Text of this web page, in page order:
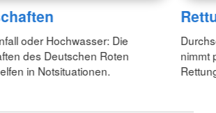
oder Hochwasser: Die
des Deutschen Roten
in Notsituationen.
nimmt